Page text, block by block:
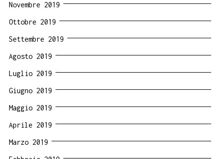
Novembre 2019
Ottobre 2019
Settembre 2019
Agosto 2019
Luglio 2019
Giugno 2019
Maggio 2019
Aprile 2019
Marzo 2019